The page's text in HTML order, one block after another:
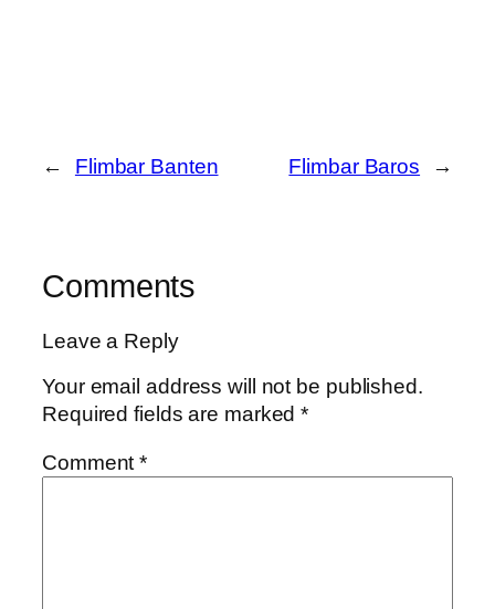
← Flimbar Banten Flimbar Baros →
Comments
Leave a Reply
Your email address will not be published.
Required fields are marked*
Comment*